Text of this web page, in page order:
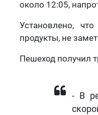
около 12:05,
Установлено,
продукты, не
Пешеход получил
- В